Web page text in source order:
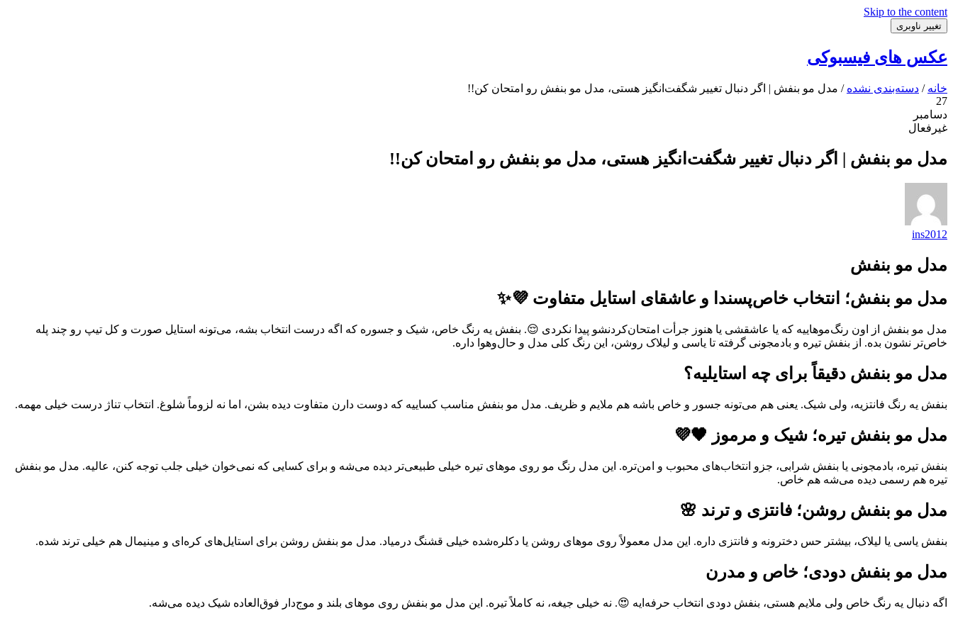
Skip to the content
تغییر ناوبری
عکس های فیسبوکی
خانه / دسته‌بندی نشده / مدل مو بنفش | اگر دنبال تغییر شگفت‌انگیز هستی، مدل مو بنفش رو امتحان کن!!
27
دسامبر
غیرفعال
مدل مو بنفش | اگر دنبال تغییر شگفت‌انگیز هستی، مدل مو بنفش رو امتحان کن!!
ins2012
مدل مو بنفش
مدل مو بنفش؛ انتخاب خاص‌پسندا و عاشقای استایل متفاوت 💜✨
مدل مو بنفش از اون رنگ‌موهاییه که یا عاشقشی یا هنوز جرأت امتحان‌کردنشو پیدا نکردی 😌. بنفش یه رنگ خاص، شیک و جسوره که اگه درست انتخاب بشه، می‌تونه استایل صورت و کل تیپ رو چند پله
خاص‌تر نشون بده. از بنفش تیره و بادمجونی گرفته تا یاسی و لیلاک روشن، این رنگ کلی مدل و حال‌وهوا داره.
مدل مو بنفش دقیقاً برای چه استایلیه؟
بنفش یه رنگ فانتزیه، ولی شیک. یعنی هم می‌تونه جسور و خاص باشه هم ملایم و ظریف. مدل مو بنفش مناسب کساییه که دوست دارن متفاوت دیده بشن، اما نه لزوماً شلوغ. انتخاب تناژ درست خیلی مهمه.
مدل مو بنفش تیره؛ شیک و مرموز 🖤💜
بنفش تیره، بادمجونی یا بنفش شرابی، جزو انتخاب‌های محبوب و امن‌تره. این مدل رنگ مو روی موهای تیره خیلی طبیعی‌تر دیده می‌شه و برای کسایی که نمی‌خوان خیلی جلب توجه کنن، عالیه. مدل مو بنفش
تیره هم رسمی دیده می‌شه هم خاص.
مدل مو بنفش روشن؛ فانتزی و ترند 🌸
بنفش یاسی یا لیلاک، بیشتر حس دخترونه و فانتزی داره. این مدل معمولاً روی موهای روشن یا دکلره‌شده خیلی قشنگ درمیاد. مدل مو بنفش روشن برای استایل‌های کره‌ای و مینیمال هم خیلی ترند شده.
مدل مو بنفش دودی؛ خاص و مدرن
اگه دنبال یه رنگ خاص ولی ملایم هستی، بنفش دودی انتخاب حرفه‌ایه 😍. نه خیلی جیغه، نه کاملاً تیره. این مدل مو بنفش روی موهای بلند و موج‌دار فوق‌العاده شیک دیده می‌شه.